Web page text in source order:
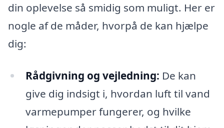
din oplevelse så smidig som muligt. Her er
nogle af de måder, hvorpå de kan hjælpe
dig:
Rådgivning og vejledning: De kan
give dig indsigt i, hvordan luft til vand
varmepumper fungerer, og hvilke